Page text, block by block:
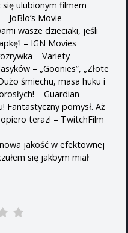
ulubionym filmem
JoBlo’s Movie
wasze dzieciaki, jeśli
– IGN Movies
– Variety
– „Goonies”, „Złote
śmiechu, masa huku i
– Guardian
Fantastyczny pomysł. Aż
teraz! – TwitchFilm
jakość w efektownej
się jakbym miał